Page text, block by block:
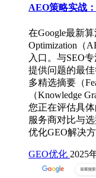
AEO策略实战
在Google最新
Optimization（
入口。与SEO
提供问题的最
多精选摘要（
（Knowledge
您正在评估具
服务商对比与
优化GEO解决
GEO优化 2025